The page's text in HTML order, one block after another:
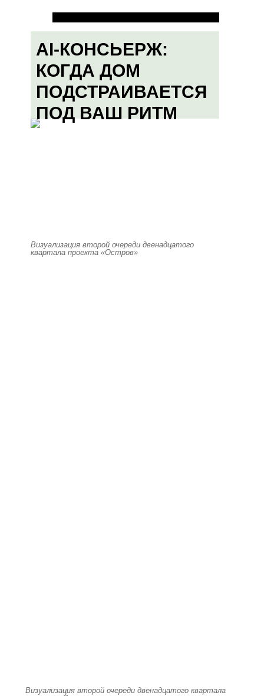
AI-КОНСЬЕРЖ:
КОГДА ДОМ
ПОДСТРАИВАЕТСЯ
ПОД ВАШ РИТМ
Визуализация второй очереди двенадцатого
квартала проекта «Остров»
Визуализация второй очереди двенадцатого квартала